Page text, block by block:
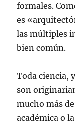
formales.
es
las múltiples
bien común.
Toda ciencia,
son
mucho más
académica o